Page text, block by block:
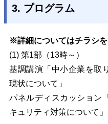
3. プログラム
※詳細についてはチラシを
(1) 第1部（13時～）
基調講演「中小企業を取
現状について」
パネルディスカッション
キュリティ対策について」